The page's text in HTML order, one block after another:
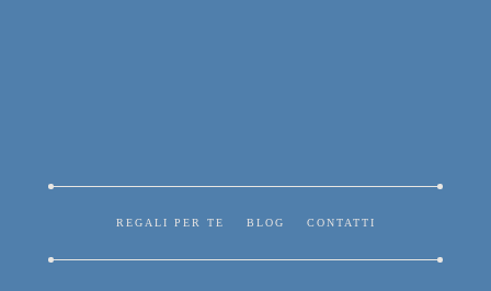
REGALI PER TE BLOG CONTATTI